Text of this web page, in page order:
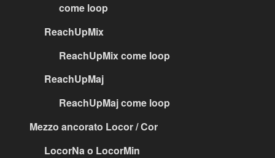
come loop
ReachUpMix
ReachUpMix come loop
ReachUpMaj
ReachUpMaj come loop
Mezzo ancorato Locor / Cor
LocorNa o LocorMin